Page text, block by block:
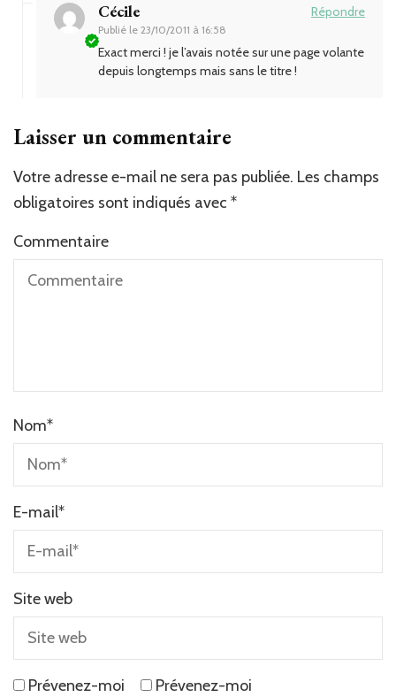
Cécile
Publié le 23/10/2011 à 16:58
Répondre
Exact merci ! je l’avais notée sur une page volante
depuis longtemps mais sans le titre !
Laisser un commentaire
Votre adresse e-mail ne sera pas publiée. Les champs
obligatoires sont indiqués avec *
Commentaire
Nom*
E-mail*
Site web
Prévenez-moi
Prévenez-moi